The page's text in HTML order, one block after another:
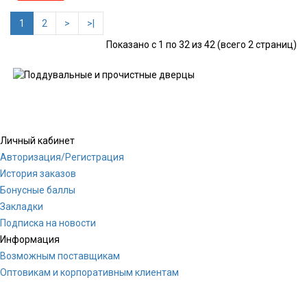
1 2 >
>|
Показано с 1 по 32 из 42 (всего 2 страниц)
Личный кабинет
Авторизация/Регистрация
История заказов
Бонусные баллы
Закладки
Подписка на новости
Информация
Возможным поставщикам
Оптовикам и корпоративным клиентам